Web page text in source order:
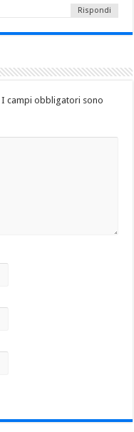
Rispondi
I campi obbligatori sono